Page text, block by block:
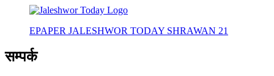
EPAPER JALESHWOR TODAY SHRAWAN 21
सम्पर्क